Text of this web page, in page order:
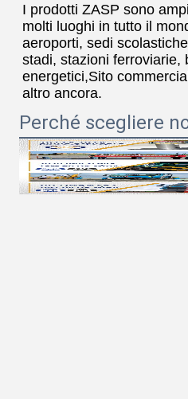
I prodotti ZASP sono
molti luoghi in tutto il
aeroporti, sedi
stadi, stazioni ferroviarie,
energetici,Sito
altro ancora.
Perché scegliere